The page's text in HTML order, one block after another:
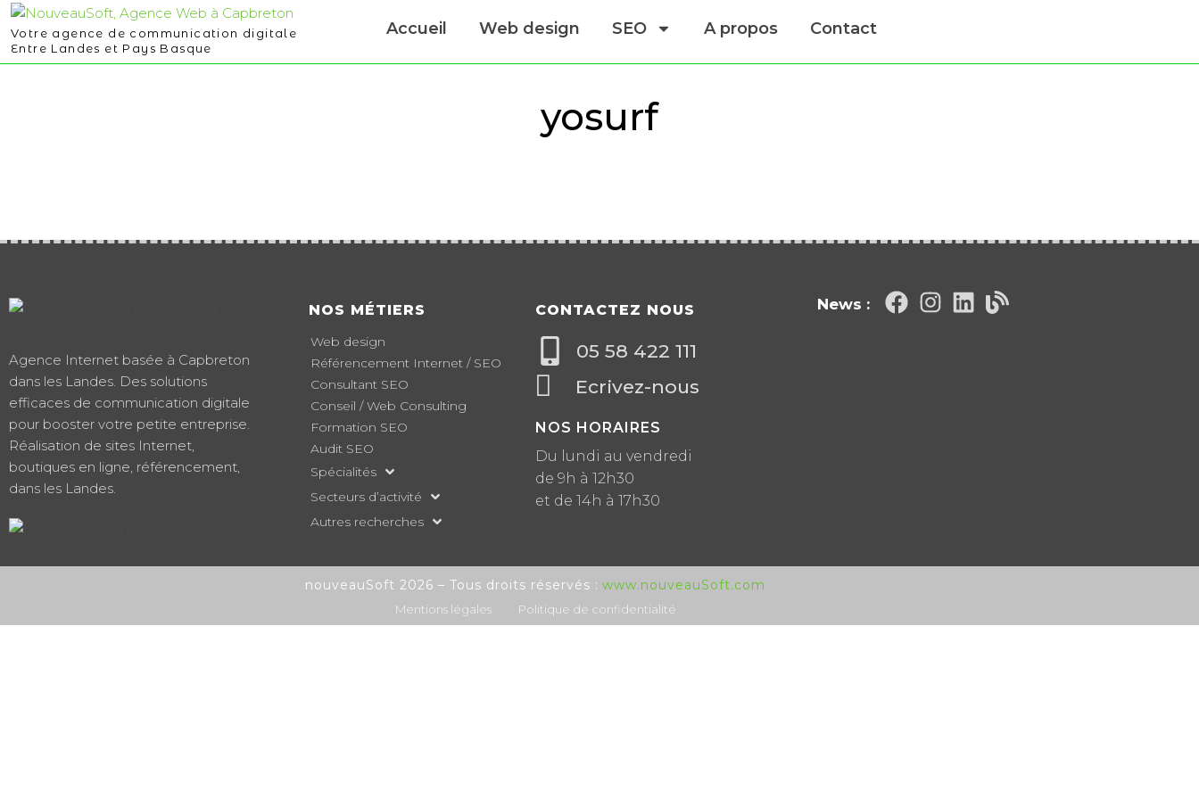
Votre agence de communication digitale
Entre Landes et Pays Basque
Accueil Web design SEO A propos Contact
yosurf
Agence Internet basée à Capbreton
dans les Landes. Des solutions
efficaces de communication digitale
pour booster votre petite entreprise.
Réalisation de sites Internet,
boutiques en ligne, référencement,
dans les Landes.
NOS MÉTIERS
Web design
Référencement Internet / SEO
Consultant SEO
Conseil / Web Consulting
Formation SEO
Audit SEO
Spécialités
Secteurs d’activité
Autres recherches
CONTACTEZ NOUS
05 58 422 111
Ecrivez-nous
NOS HORAIRES
Du lundi au vendredi
de 9h à 12h30
et de 14h à 17h30
News :
nouveauSoft 2026 – Tous droits réservés : www.nouveauSoft.com
Mentions légales Politique de confidentialité